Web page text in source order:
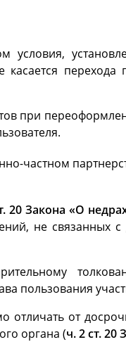
условия,
перехода
при
частном
20 Закона «О
не связанных
пользования
отличать от
органа (ч. 2 ст. 20